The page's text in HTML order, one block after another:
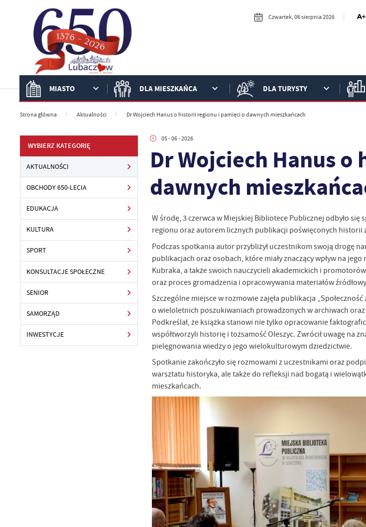
Czwartek, 06 sierpnia 2026
MIASTO DLA MIESZKAŃCA DLA TURYSTY
Strona główna Aktualności Dr Wojciech Hanus o historii regionu i pamięci o dawnych mieszkańcach
WYBIERZ KATEGORIĘ
AKTUALNOŚCI
OBCHODY 650-LECIA
EDUKACJA
KULTURA
SPORT
KONSULTACJE SPOŁECZNE
SENIOR
SAMORZĄD
INWESTYCJE
05 - 06 - 2026
Dr Wojciech Hanus
dawnych
W środę, 3 czerwca w Miejskiej Bibliotece Publicznej odbyło
regionu oraz autorem licznych publikacji poświęconych historii
Podczas spotkania autor przybliżył uczestnikom swoją drogę
publikacjach oraz osobach, które miały znaczący wpływ na
Kubraka, a także swoich nauczycieli akademickich i
oraz proces gromadzenia i opracowywania materiałów
Szczególne miejsce w rozmowie zajęła publikacja
o wieloletnich poszukiwaniach prowadzonych w archiwach
Podkreślał, że książka stanowi nie tylko opracowanie
współtworzyli historię i tożsamość Oleszyc. Zwrócił uwagę na
pielęgnowania wiedzy o jego wielokulturowym dziedzictwie.
Spotkanie zakończyło się rozmowami z uczestnikami oraz
warsztatu historyka, ale także do refleksji nad bogatą i
mieszkańcach.